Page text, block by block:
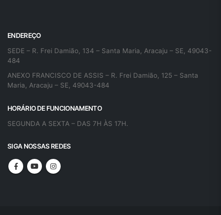
ENDEREÇO
SEDE – R. Frei Damião, 134 – Santa Maria, Aracaju – SE, 49043-
484
ANEXO FRANCISCO DE ASSIS – R. Frei Damião, 125 – Santa
Maria, Aracaju – SE, 49043-484
HORÁRIO DE FUNCIONAMENTO
SEGUNDA A SEXTA – DAS 7H ÀS 17H.
SIGA NOSSAS REDES